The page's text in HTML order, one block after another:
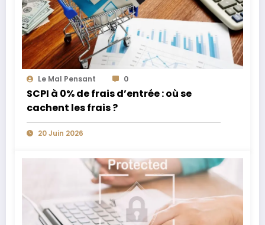
Le Mal Pensant 0
SCPI à 0% de frais d’entrée : où se
cachent les frais ?
20 Juin 2026